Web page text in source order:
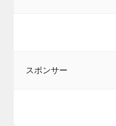
スポンサー